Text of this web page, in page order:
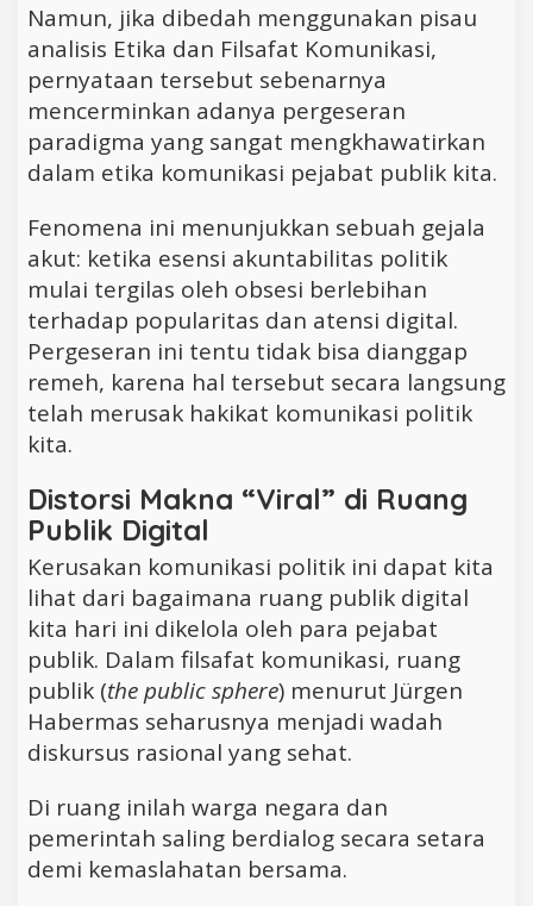
Namun, jika dibedah menggunakan pisau
analisis Etika dan Filsafat Komunikasi,
pernyataan tersebut sebenarnya
mencerminkan adanya pergeseran
paradigma yang sangat mengkhawatirkan
dalam etika komunikasi pejabat publik kita.
Fenomena ini menunjukkan sebuah gejala
akut: ketika esensi akuntabilitas politik
mulai tergilas oleh obsesi berlebihan
terhadap popularitas dan atensi digital.
Pergeseran ini tentu tidak bisa dianggap
remeh, karena hal tersebut secara langsung
telah merusak hakikat komunikasi politik
kita.
Distorsi Makna “Viral” di Ruang
Publik Digital
Kerusakan komunikasi politik ini dapat kita
lihat dari bagaimana ruang publik digital
kita hari ini dikelola oleh para pejabat
publik. Dalam filsafat komunikasi, ruang
publik (the public sphere) menurut Jürgen
Habermas seharusnya menjadi wadah
diskursus rasional yang sehat.
Di ruang inilah warga negara dan
pemerintah saling berdialog secara setara
demi kemaslahatan bersama.